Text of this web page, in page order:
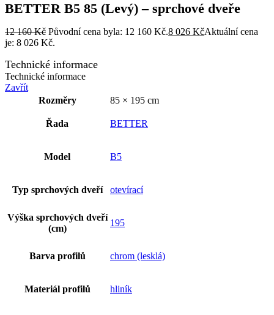
BETTER B5 85 (Levý) – sprchové dveře
12 160Kč Původní cena byla: 12 160 Kč.8 026 KčAktuální cena
je: 8 026 Kč.
Technické informace
Technické informace
Zavřít
Rozměry
85 × 195 cm
Řada BETTER
Model B5
Typ sprchových dveří otevírací
Výška sprchových dveří
(cm)
195
Barva profilů chrom (lesklá)
Materiál profilů hliník